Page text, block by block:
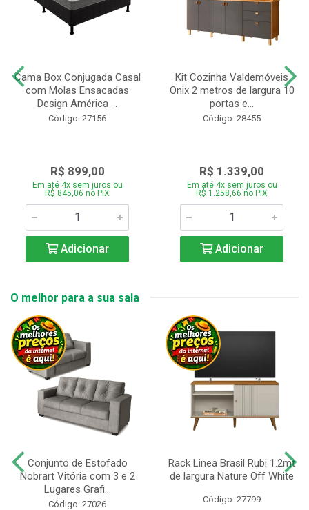
Cama Box Conjugada Casal
com Molas Ensacadas
Design América ...
Código: 27156
R$ 899,00
Em até 4x sem juros ou
R$ 845,06 no PIX
Adicionar
Kit Cozinha Valdemóveis
Onix 2 metros de largura 10
portas e...
Código: 28455
R$ 1.339,00
Em até 4x sem juros ou
R$ 1.258,66 no PIX
Adicionar
O melhor para a sua sala
Conjunto de Estofado
Nobrart Vitória com 3 e 2
Lugares Grafi...
Código: 27026
Rack Linea Brasil Rubi 1.2mt
de largura Nature Off White
Código: 27799